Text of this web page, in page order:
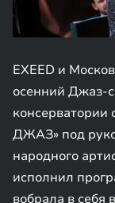
EXEED и
осенний Джаз-
ДЖАЗ» под
народного
исполнил
вобрала в себя